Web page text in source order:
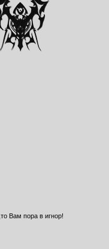
Вам пора в игнор!